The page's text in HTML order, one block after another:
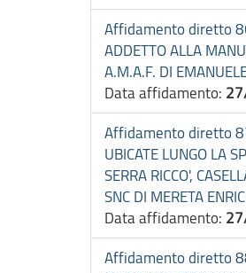
Affidamento diretto 86/
ADDETTO ALLA
A.M.A.F. DI
Data affidamento:
Affidamento diretto 87/
UBICATE LUNGO LA
SERRA RICCO',
SNC DI MERETA
Data affidamento:
Affidamento diretto 88/